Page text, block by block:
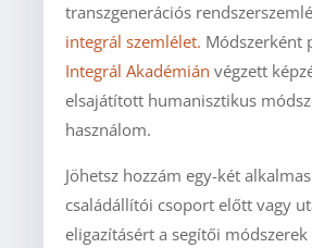
transzgenerációs
integrál szemlélet. Módszerként
Integrál Akadémián végzett
elsajátított humanisztikus
használom.
Jöhetsz hozzám egy-két
családállítói csoport előtt vagy
eligazításért a segítői